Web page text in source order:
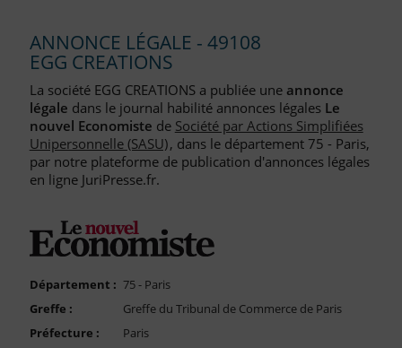
Journaux Habilités (JAL) Annonces Légales
Liste des Greffes
Liste des CCI
Le Blog pour les Entreprises
Nous Contacter
Compte PRO
ANNONCE LÉGALE - 49108
EGG CREATIONS
La société EGG CREATIONS a publiée une annonce
légale dans le journal habilité annonces légales Le
nouvel Economiste de Société par Actions Simplifiées
Unipersonnelle (SASU), dans le département 75 - Paris,
par notre plateforme de publication d'annonces légales
en ligne JuriPresse.fr.
Département : 75 - Paris
Greffe :
Greffe du Tribunal de Commerce de Paris
Préfecture :
Paris